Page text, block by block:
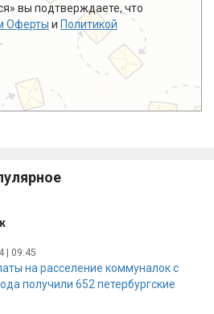
вы подтверждаете, что
Оферты и Политикой
| 09:45
на расселение коммуналок с
получили 652 петербургские